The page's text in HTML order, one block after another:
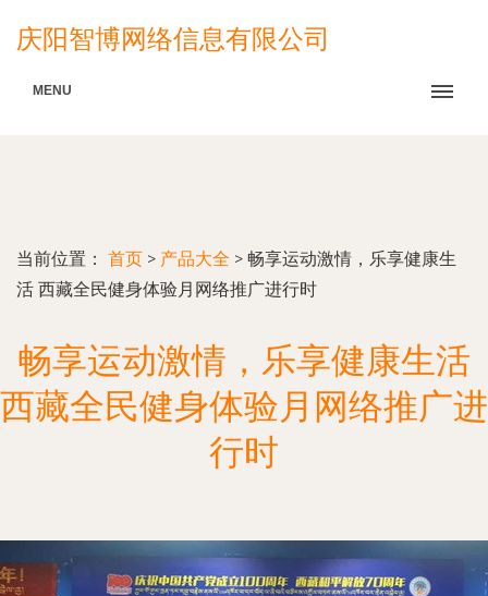
庆阳智博网络信息有限公司
MENU
当前位置： 首页 > 产品大全 > 畅享运动激情，乐享健康生
活 西藏全民健身体验月网络推广进行时
畅享运动激情，乐享健康生活
西藏全民健身体验月网络推广进
行时